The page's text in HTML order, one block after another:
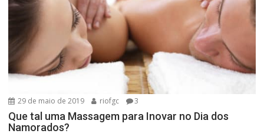
29 de maio de 2019 riofgc 3
Que tal uma Massagem para Inovar no Dia dos
Namorados?